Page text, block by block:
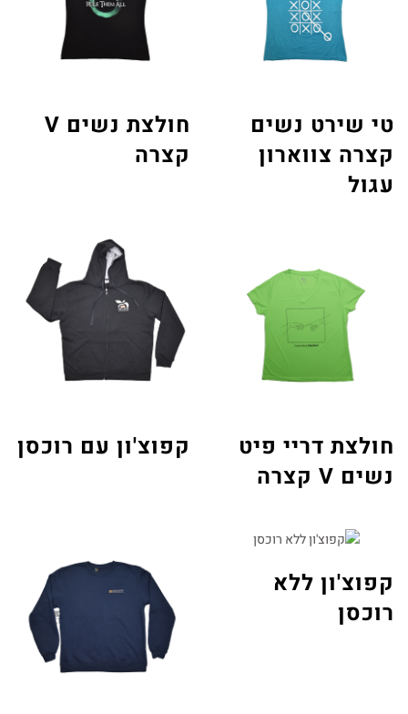
טי שירט נשים
קצרה צווארון
עגול
חולצת נשים V
קצרה
חולצת דריי פיט
נשים V קצרה
קפוצ'ון עם רוכסן
קפוצ'ון ללא
רוכסן